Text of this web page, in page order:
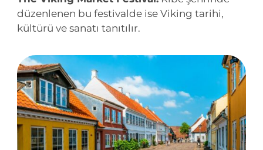
düzenlenen bu festivalde ise Viking tarihi,
kültürü ve sanatı tanıtılır.